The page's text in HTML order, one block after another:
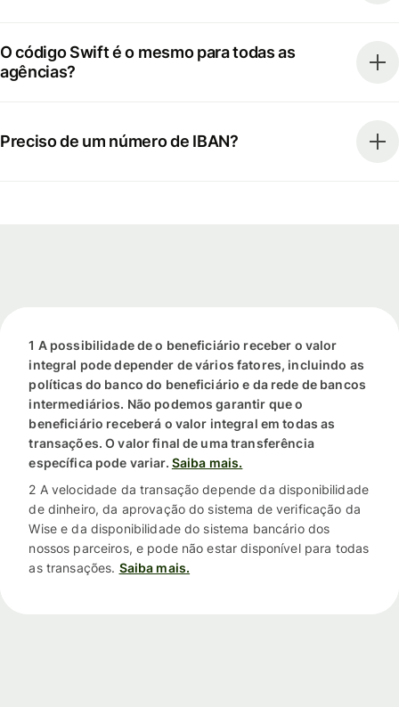
O código Swift é o mesmo para todas as
agências?
Preciso de um número de IBAN?
1 A possibilidade de o beneficiário receber o valor
integral pode depender de vários fatores, incluindo as
políticas do banco do beneficiário e da rede de bancos
intermediários. Não podemos garantir que o
beneficiário receberá o valor integral em todas as
transações. O valor final de uma transferência
específica pode variar. Saiba mais.
2 A velocidade da transação depende da disponibilidade
de dinheiro, da aprovação do sistema de verificação da
Wise e da disponibilidade do sistema bancário dos
nossos parceiros, e pode não estar disponível para todas
as transações. Saiba mais.